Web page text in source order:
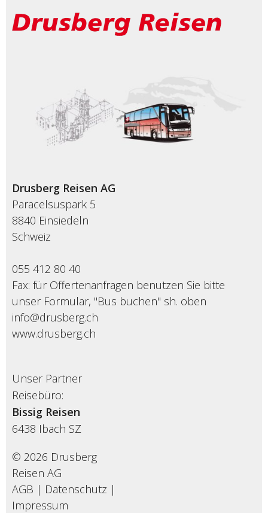
Drusberg Reisen AG
Paracelsuspark 5
8840 Einsiedeln
Schweiz
055 412 80 40
Fax: für Offertenanfragen benutzen Sie bitte
unser Formular, "Bus buchen" sh. oben
info@drusberg.ch
www.drusberg.ch
Unser Partner
Reisebüro:
Bissig Reisen
6438 Ibach SZ
© 2026 Drusberg
Reisen AG
AGB | Datenschutz |
Impressum